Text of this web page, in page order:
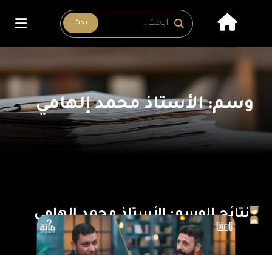
بحث
وسم: الأستاذ محمد إلهامي
نتائج الوسم: الأستاذ محمد إلهامي